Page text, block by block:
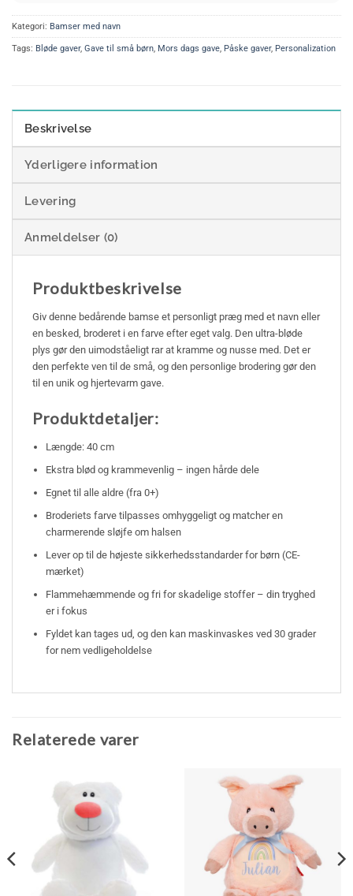
Kategori: Bamser med navn
Tags: Bløde gaver, Gave til små børn, Mors dags gave, Påske gaver, Personalization
Beskrivelse
Yderligere information
Levering
Anmeldelser (0)
Produktbeskrivelse
Giv denne bedårende bamse et personligt præg med et navn eller
en besked, broderet i en farve efter eget valg. Den ultra-bløde
plys gør den uimodståeligt rar at kramme og nusse med. Det er
den perfekte ven til de små, og den personlige brodering gør den
til en unik og hjertevarm gave.
Produktdetaljer:
Længde: 40 cm
Ekstra blød og krammevenlig – ingen hårde dele
Egnet til alle aldre (fra 0+)
Broderiets farve tilpasses omhyggeligt og matcher en
charmerende sløjfe om halsen
Lever op til de højeste sikkerhedsstandarder for børn (CE-
mærket)
Flammehæmmende og fri for skadelige stoffer – din tryghed
er i fokus
Fyldet kan tages ud, og den kan maskinvaskes ved 30 grader
for nem vedligeholdelse
Relaterede varer